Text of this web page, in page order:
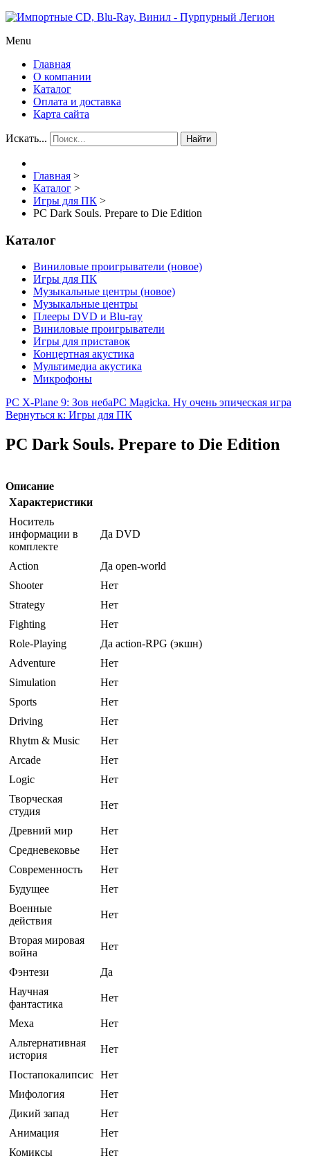
Menu
Главная
О компании
Каталог
Оплата и доставка
Карта сайта
Искать... Найти
Главная >
Каталог >
Игры для ПК >
PC Dark Souls. Prepare to Die Edition
Каталог
Виниловые проигрыватели (новое)
Игры для ПК
Музыкальные центры (новое)
Музыкальные центры
Плееры DVD и Blu-ray
Виниловые проигрыватели
Игры для приставок
Концертная акустика
Мультимедиа акустика
Микрофоны
PC X-Plane 9: Зов небаPC Magicka. Ну очень эпическая игра
Вернуться к: Игры для ПК
PC Dark Souls. Prepare to Die Edition
Описание
Характеристики
Носитель
информации в
комплекте
Да DVD
Action
Да open-world
Shooter
Нет
Strategy
Нет
Fighting
Нет
Role-Playing
Да action-RPG (экшн)
Adventure
Нет
Simulation
Нет
Sports
Нет
Driving
Нет
Rhytm & Music
Нет
Arcade
Нет
Logic
Нет
Творческая
студия
Нет
Древний мир
Нет
Средневековье
Нет
Современность
Нет
Будущее
Нет
Военные
действия
Нет
Вторая мировая
война
Нет
Фэнтези
Да
Научная
фантастика
Нет
Меха
Нет
Альтернативная
история
Нет
Постапокалипсис Нет
Мифология
Нет
Дикий запад
Нет
Анимация
Нет
Комиксы
Нет